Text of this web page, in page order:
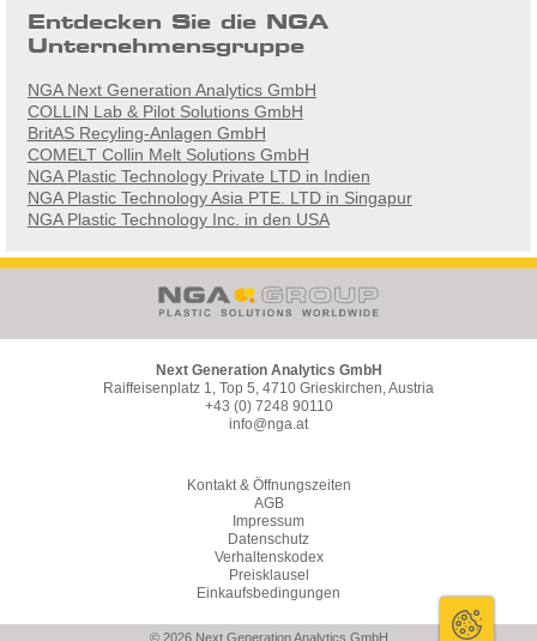
Entdecken Sie die NGA
Unternehmensgruppe
NGA Next Generation Analytics GmbH
COLLIN Lab & Pilot Solutions GmbH
BritAS Recyling-Anlagen GmbH
COMELT Collin Melt Solutions GmbH
NGA Plastic Technology Private LTD in Indien
NGA Plastic Technology Asia PTE. LTD in Singapur
NGA Plastic Technology Inc. in den USA
Next Generation Analytics GmbH
Raiffeisenplatz 1, Top 5, 4710 Grieskirchen, Austria
+43 (0) 7248 90110
info@nga.at
Kontakt & Öffnungszeiten
AGB
Impressum
Datenschutz
Verhaltenskodex
Preisklausel
Einkaufsbedingungen
© 2026 Next Generation Analytics GmbH